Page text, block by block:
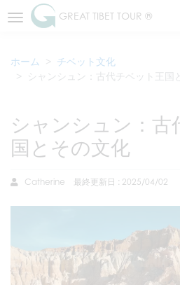
GREAT TIBET TOUR ®
ホーム
チベット文化
シャンシュン：古代チベット王国
シャンシュン：古
国とその文化
Catherine 最終更新日 : 2025/04/02